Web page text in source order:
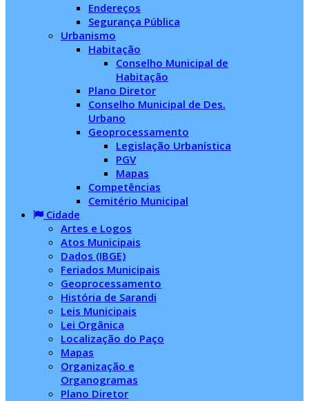
Endereços
Segurança Pública
Urbanismo
Habitação
Conselho Municipal de
Habitação
Plano Diretor
Conselho Municipal de Des.
Urbano
Geoprocessamento
Legislação Urbanística
PGV
Mapas
Competências
Cemitério Municipal
Cidade
Artes e Logos
Atos Municipais
Dados (IBGE)
Feriados Municipais
Geoprocessamento
História de Sarandi
Leis Municipais
Lei Orgânica
Localização do Paço
Mapas
Organização e
Organogramas
Plano Diretor